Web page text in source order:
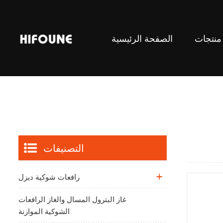
الصفحة الرئيسية منتجات
التصنيفات
رافعات شوكية ديزل
غاز البترول المسال والغاز الرافعات
الشوكية الموازنة